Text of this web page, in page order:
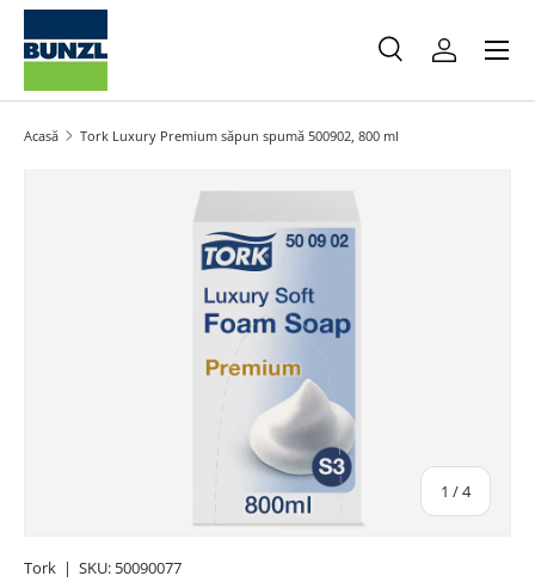
Salt la conținut
Caută
Caută
Meniu
Acasă Tork Luxury Premium săpun spumă 500902, 800 ml
Salt la informațiile produsului
1 /din
4
Tork | SKU: 50090077